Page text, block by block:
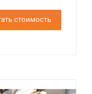
стоимость